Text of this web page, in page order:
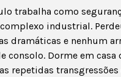
trabalha como
industrial.
dramáticas e nenhum
consolo. Dorme em casa
repetidas